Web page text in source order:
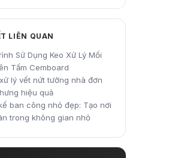
LIÊN QUAN
Sử Dụng Keo Xử Lý Mối
Tấm Cemboard
lý vết nứt tường nhà đơn
hiệu quả
ban công nhỏ đẹp: Tạo nơi
trong không gian nhỏ